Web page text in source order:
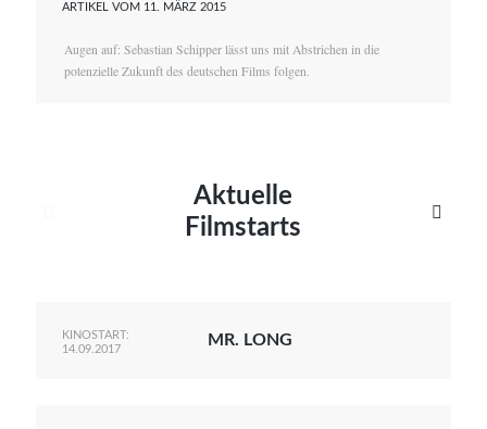
ARTIKEL VOM 11. MÄRZ 2015
Augen auf: Sebastian Schipper lässt uns mit Abstrichen in die
potenzielle Zukunft des deutschen Films folgen.
Aktuelle
Filmstarts

KINOSTART:
14.09.2017
MR. LONG